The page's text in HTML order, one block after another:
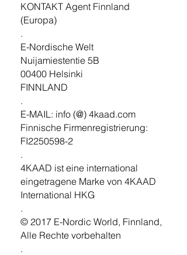
KONTAKT Agent Finnland
(Europa)
.
E-Nordische Welt
Nuijamiestentie 5B
00400 Helsinki
FINNLAND
.
E-MAIL: info (@) 4kaad.com
Finnische Firmenregistrierung:
FI2250598-2
.
4KAAD ist eine international
eingetragene Marke von 4KAAD
International HKG
.
© 2017 E-Nordic World, Finnland,
Alle Rechte vorbehalten
.